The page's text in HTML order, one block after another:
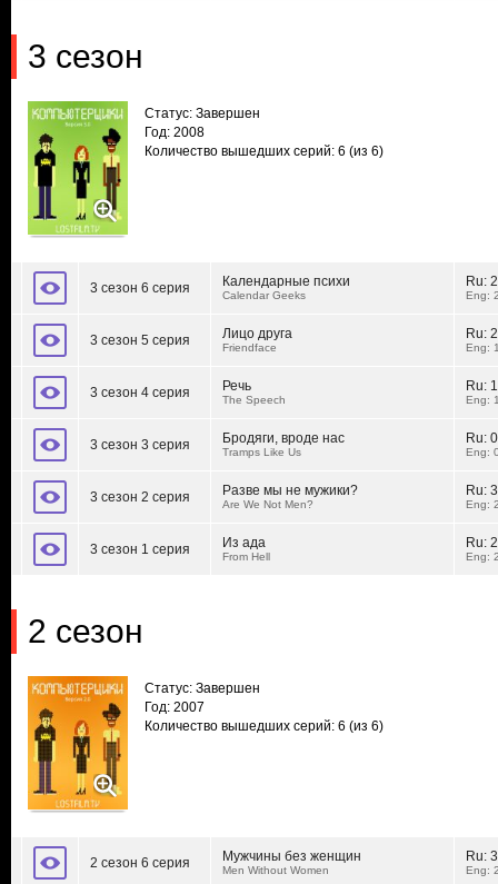
3 сезон
Статус: Завершен
Год: 2008
Количество вышедших серий: 6 (из 6)
3 сезон 6 серия Календарные психи
Calendar Geeks
Ru:
Eng:
3 сезон 5 серия Лицо друга
Friendface
Ru:
Eng:
3 сезон 4 серия Речь
The Speech
Ru:
Eng:
3 сезон 3 серия Бродяги, вроде нас
Tramps Like Us
Ru:
Eng:
3 сезон 2 серия Разве мы не мужики?
Are We Not Men?
Ru:
Eng:
3 сезон 1 серия Из ада
From Hell
Ru:
Eng:
2 сезон
Статус: Завершен
Год: 2007
Количество вышедших серий: 6 (из 6)
2 сезон 6 серия Мужчины без женщин
Men Without Women
Ru:
Eng: